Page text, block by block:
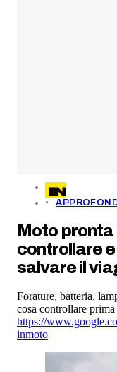
Moto pronta
controllare
salvare il
Forature, batteria,
cosa controllare
https://
inmoto